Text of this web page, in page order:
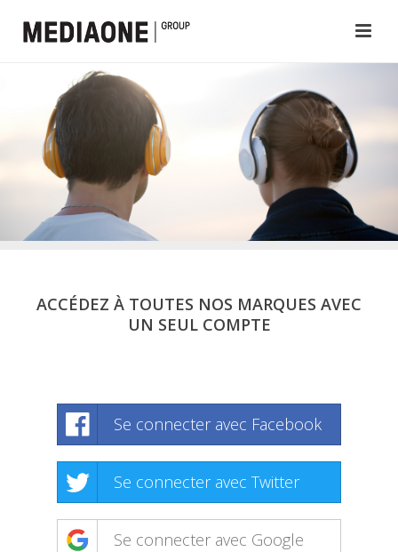
ACCÉDEZ À TOUTES NOS MARQUES AVEC
UN SEUL COMPTE
Se connecter avec Facebook
Se connecter avec Twitter
Se connecter avec Google